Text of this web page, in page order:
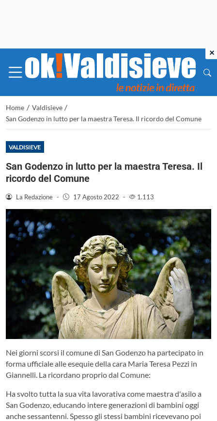
Home / Valdisieve /
San Godenzo in lutto per la maestra Teresa. Il ricordo del Comune
VALDISIEVE
San Godenzo in lutto per la maestra Teresa. Il
ricordo del Comune
La Redazione - 17 Agosto 2022 - 1.113
Nei giorni scorsi il comune di San Godenzo ha partecipato in
forma ufficiale alle esequie della cara Maria Teresa Pezzi in
Giannelli. La ricordano proprio dal Comune:
Ha svolto tutta la sua vita lavorativa come maestra d'asilo a
San Godenzo, educando intere generazioni di bambini oggi
anche sessantenni. Spesso gli stessi bambini ricevevano poi
×